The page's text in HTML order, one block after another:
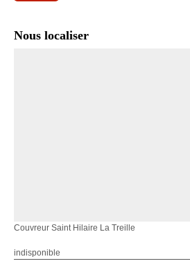
Nous localiser
Couvreur Saint Hilaire La Treille
indisponible